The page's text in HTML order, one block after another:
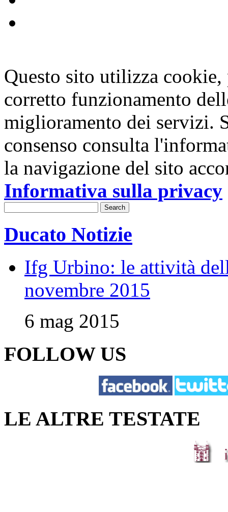
Questo sito utilizza
corretto funzionamento
miglioramento dei servizi.
consenso consulta
la navigazione del sito
Informativa sulla privacy
Ducato Notizie
Ifg Urbino: le attività
novembre 2015
6 mag 2015
FOLLOW US
LE ALTRE TESTATE